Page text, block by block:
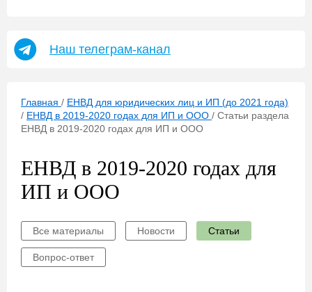
Наш телеграм-канал
Главная / ЕНВД для юридических лиц и ИП (до 2021 года)
/ ЕНВД в 2019-2020 годах для ИП и ООО / Статьи раздела
ЕНВД в 2019-2020 годах для ИП и ООО
ЕНВД в 2019-2020 годах для
ИП и ООО
Все материалы Новости Статьи
Вопрос-ответ